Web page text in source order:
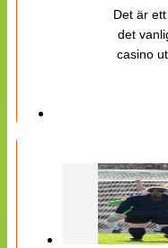
Det är
det
casino